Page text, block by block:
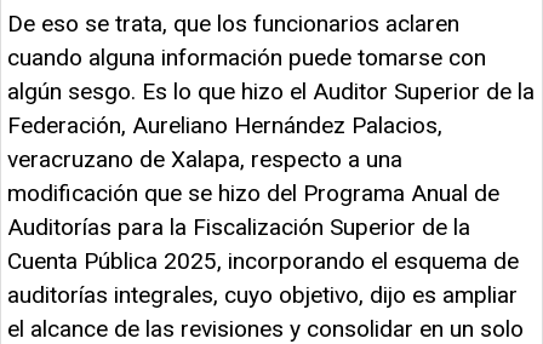
De eso se trata, que los funcionarios aclaren
cuando alguna información puede tomarse con
algún sesgo. Es lo que hizo el Auditor Superior de la
Federación, Aureliano Hernández Palacios,
veracruzano de Xalapa, respecto a una
modificación que se hizo del Programa Anual de
Auditorías para la Fiscalización Superior de la
Cuenta Pública 2025, incorporando el esquema de
auditorías integrales, cuyo objetivo, dijo es ampliar
el alcance de las revisiones y consolidar en un solo